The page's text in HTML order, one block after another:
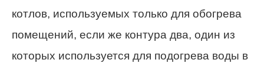
котлов, используемых только для обогрева
помещений, если же контура два, один из
которых используется для подогрева воды в